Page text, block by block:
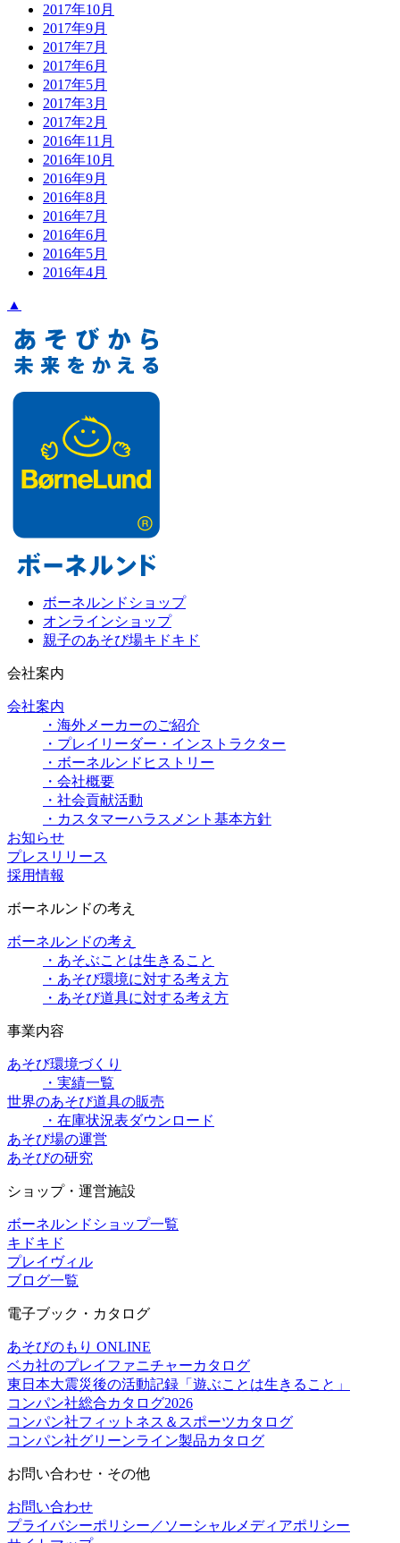
2017年10月
2017年9月
2017年7月
2017年6月
2017年5月
2017年3月
2017年2月
2016年11月
2016年10月
2016年9月
2016年8月
2016年7月
2016年6月
2016年5月
2016年4月
▲
ボーネルンドショップ
オンラインショップ
親子のあそび場キドキド
会社案内
会社案内
・海外メーカーのご紹介
・プレイリーダー・インストラクター
・ボーネルンドヒストリー
・会社概要
・社会貢献活動
・カスタマーハラスメント基本方針
お知らせ
プレスリリース
採用情報
ボーネルンドの考え
ボーネルンドの考え
・あそぶことは生きること
・あそび環境に対する考え方
・あそび道具に対する考え方
事業内容
あそび環境づくり
・実績一覧
世界のあそび道具の販売
・在庫状況表ダウンロード
あそび場の運営
あそびの研究
ショップ・運営施設
ボーネルンドショップ一覧
キドキド
プレイヴィル
ブログ一覧
電子ブック・カタログ
あそびのもり ONLINE
ベカ社のプレイファニチャーカタログ
東日本大震災後の活動記録「遊ぶことは生きること」
コンパン社総合カタログ2026
コンパン社フィットネス＆スポーツカタログ
コンパン社グリーンライン製品カタログ
お問い合わせ・その他
お問い合わせ
プライバシーポリシー／ソーシャルメディアポリシー